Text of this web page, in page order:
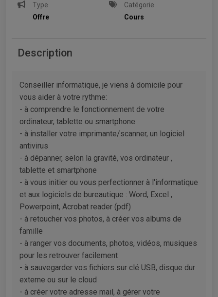
Type
Offre
Catégorie
Cours
Description
Conseiller informatique, je viens à domicile pour
vous aider à votre rythme:
- à comprendre le fonctionnement de votre
ordinateur, tablette ou smartphone
- à installer votre imprimante/scanner, un logiciel
antivirus
- à dépanner, selon la gravité, vos ordinateur ,
tablette et smartphone
- à vous initier ou vous perfectionner à l'informatique
et aux logiciels de bureautique : Word, Excel ,
Powerpoint, Acrobat reader (pdf)
- à retoucher vos photos, à créer vos albums de
famille
- à ranger vos documents, photos, vidéos, musiques
pour les retrouver facilement
- à sauvegarder vos fichiers sur clé USB, disque dur
externe ou sur le cloud
- à créer votre adresse mail, à gérer votre